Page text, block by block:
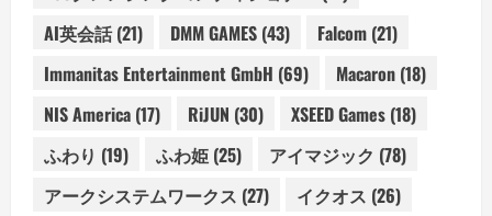
AI英会話(21) DMM GAMES (43) Falcom (21)
Immanitas Entertainment GmbH (69) Macaron (18)
NIS America (17) RiJUN (30) XSEED Games (18)
ふわり (19) ふわ姫 (25) アイマジック (78)
アークシステムワークス (27) イクオス (26)